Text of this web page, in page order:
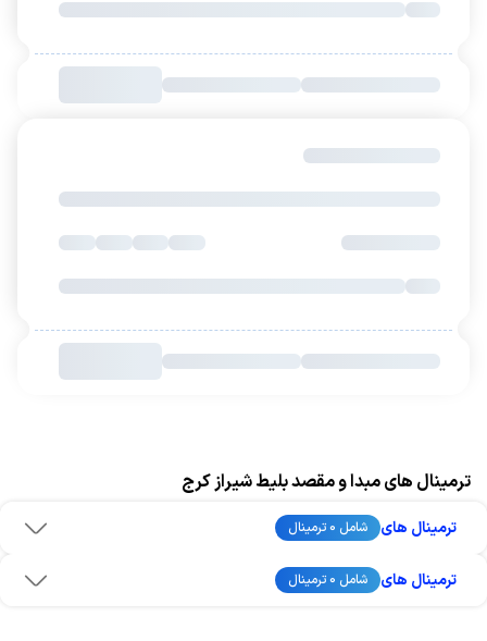
ترمینال های مبدا و مقصد بلیط شیراز کرج
ترمینال های شامل 0 ترمینال
ترمینال های شامل 0 ترمینال